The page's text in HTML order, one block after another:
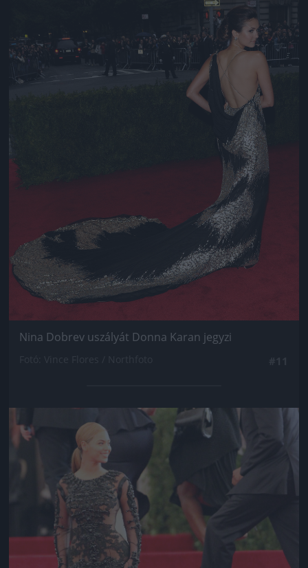
Nina Dobrev uszályát Donna Karan jegyzi
Jön még kép!